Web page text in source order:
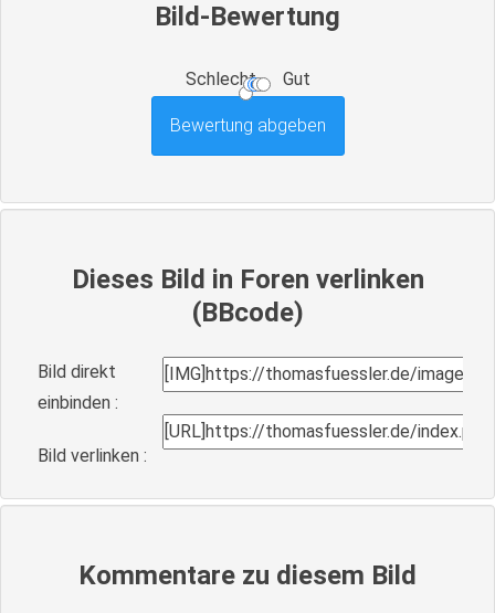
Bild-Bewertung
Schlecht Gut
Dieses Bild in Foren verlinken
(BBcode)
Bild direkt
einbinden :
Bild verlinken :
Kommentare zu diesem Bild